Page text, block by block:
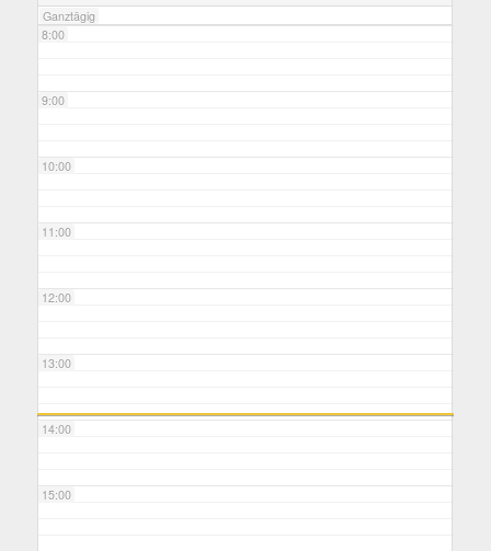
Ganztägig
8:00
9:00
10:00
11:00
12:00
13:00
14:00
15:00